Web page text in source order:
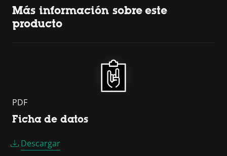
Más información sobre este
producto
PDF
Ficha de datos
Descargar